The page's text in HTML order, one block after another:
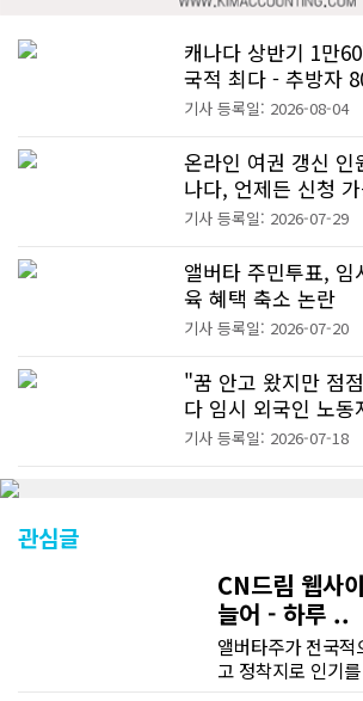
캐나다 상반기 1만
국적 최다 - 추방자
기사 등록일: 2026-08-04
온라인 여권 갱신
나다, 언제든 신청
기사 등록일: 2026-07-29
앨버타 주민투표, 임
육 혜택 축소 논란
기사 등록일: 2026-07-20
"꿈 안고 왔지만 점
다 임시 외국인 노동
기사 등록일: 2026-07-18
관심글
CN드림 웹사
늘어 - 하루 ..
앨버타주가 전국
고 정착지로 인기